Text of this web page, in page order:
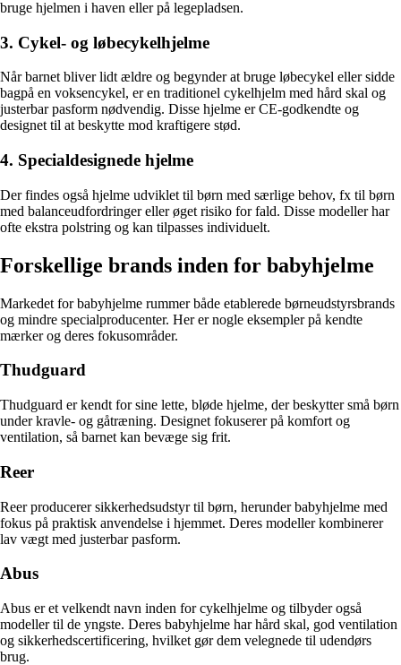
bruge hjelmen i haven eller på legepladsen.
3. Cykel- og løbecykelhjelme
Når barnet bliver lidt ældre og begynder at bruge løbecykel eller sidde
bagpå en voksencykel, er en traditionel cykelhjelm med hård skal og
justerbar pasform nødvendig. Disse hjelme er CE-godkendte og
designet til at beskytte mod kraftigere stød.
4. Specialdesignede hjelme
Der findes også hjelme udviklet til børn med særlige behov, fx til børn
med balanceudfordringer eller øget risiko for fald. Disse modeller har
ofte ekstra polstring og kan tilpasses individuelt.
Forskellige brands inden for babyhjelme
Markedet for babyhjelme rummer både etablerede børneudstyrsbrands
og mindre specialproducenter. Her er nogle eksempler på kendte
mærker og deres fokusområder.
Thudguard
Thudguard er kendt for sine lette, bløde hjelme, der beskytter små børn
under kravle- og gåtræning. Designet fokuserer på komfort og
ventilation, så barnet kan bevæge sig frit.
Reer
Reer producerer sikkerhedsudstyr til børn, herunder babyhjelme med
fokus på praktisk anvendelse i hjemmet. Deres modeller kombinerer
lav vægt med justerbar pasform.
Abus
Abus er et velkendt navn inden for cykelhjelme og tilbyder også
modeller til de yngste. Deres babyhjelme har hård skal, god ventilation
og sikkerhedscertificering, hvilket gør dem velegnede til udendørs
brug.